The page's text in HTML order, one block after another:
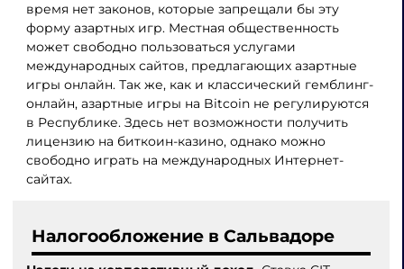
время нет законов, которые запрещали бы эту
форму азартных игр. Местная общественность
может свободно пользоваться услугами
международных сайтов, предлагающих азартные
игры онлайн. Так же, как и классический гемблинг-
онлайн, азартные игры на Bitcoin не регулируются
в Республике. Здесь нет возможности получить
лицензию на биткоин-казино, однако можно
свободно играть на международных Интернет-
сайтах.
Налогообложение в Сальвадоре